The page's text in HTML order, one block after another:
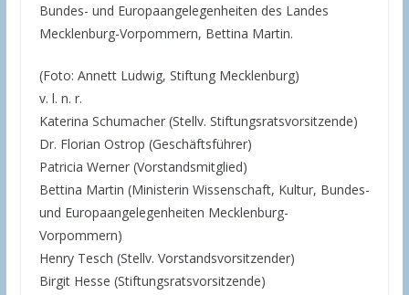
Bundes- und Europaangelegenheiten des Landes
Mecklenburg-Vorpommern, Bettina Martin.
(Foto: Annett Ludwig, Stiftung Mecklenburg)
v. l. n. r.
Katerina Schumacher (Stellv. Stiftungsratsvorsitzende)
Dr. Florian Ostrop (Geschäftsführer)
Patricia Werner (Vorstandsmitglied)
Bettina Martin (Ministerin Wissenschaft, Kultur, Bundes-
und Europaangelegenheiten Mecklenburg-
Vorpommern)
Henry Tesch (Stellv. Vorstandsvorsitzender)
Birgit Hesse (Stiftungsratsvorsitzende)